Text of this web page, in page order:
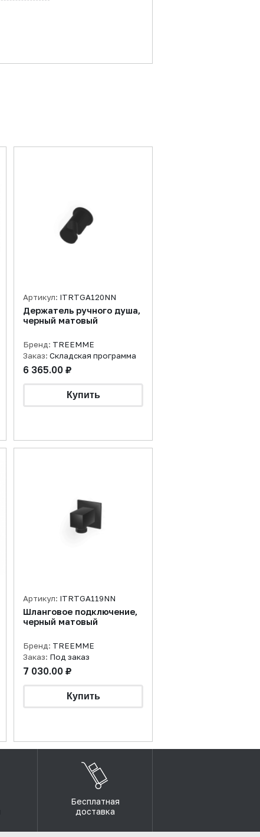
Артикул: ITRTGA120NN
Держатель ручного душа,
черный матовый
Бренд: TREEMME
Заказ: Складская программа
6 365.00 ₽
Артикул: ITRTGA119NN
Шланговое подключение,
черный матовый
Бренд: TREEMME
Заказ: Под заказ
7 030.00 ₽
Бесплатная
доставка